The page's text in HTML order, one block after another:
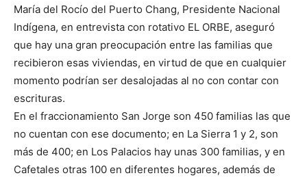
María del Rocío del Puerto Chang, Presidente Nacional
Indígena, en entrevista con rotativo EL ORBE, aseguró
que hay una gran preocupación entre las familias que
recibieron esas viviendas, en virtud de que en cualquier
momento podrían ser desalojadas al no con contar con
escrituras.
En el fraccionamiento San Jorge son 450 familias las que
no cuentan con ese documento; en La Sierra 1 y 2, son
más de 400; en Los Palacios hay unas 300 familias, y en
Cafetales otras 100 en diferentes hogares, además de